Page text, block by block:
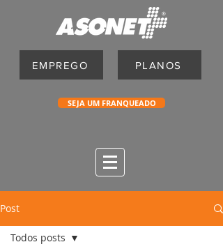
EMPREGO PLANOS
SEJA UM FRANQUEADO
Post
Todos posts